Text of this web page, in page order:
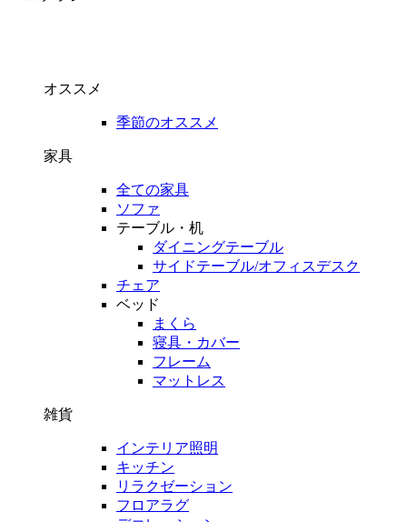
オススメ
季節のオススメ
家具
全ての家具
ソファ
テーブル・机
ダイニングテーブル
サイドテーブル/オフィスデスク
チェア
ベッド
まくら
寝具・カバー
フレーム
マットレス
雑貨
インテリア照明
キッチン
リラクゼーション
フロアラグ